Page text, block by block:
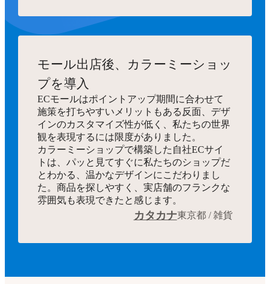
モール出店後、カラーミーショッ
プを導入
ECモールはポイントアップ期間に合わせて
施策を打ちやすいメリットもある反面、デザ
インのカスタマイズ性が低く、私たちの世界
観を表現するには限度がありました。
カラーミーショップで構築した自社ECサイ
トは、パッと見てすぐに私たちのショップだ
とわかる、温かなデザインにこだわりまし
た。商品を探しやすく、実店舗のフランクな
雰囲気も表現できたと感じます。
カタカナ東京都 / 雑貨